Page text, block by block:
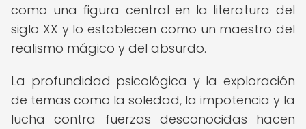
como una figura central en la literatura del
siglo XX y lo establecen como un maestro del
realismo mágico y del absurdo.
La profundidad psicológica y la exploración
de temas como la soledad, la impotencia y la
lucha contra fuerzas desconocidas hacen